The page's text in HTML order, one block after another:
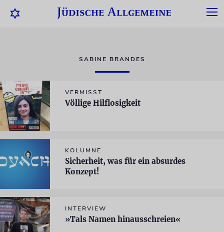
SABINE BRANDES
VERMISST
Völlige Hilflosigkeit
KOLUMNE
Sicherheit, was für ein absurdes
Konzept!
INTERVIEW
»Tals Namen hinausschreien«